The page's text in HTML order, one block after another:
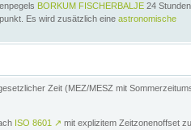
BORKUM FISCHERBALJE 24
Es wird zusätzlich eine astronomische
Zeit (MEZ/MESZ mit
ISO 8601 ↗ mit explizitem Zeitzonenoffset